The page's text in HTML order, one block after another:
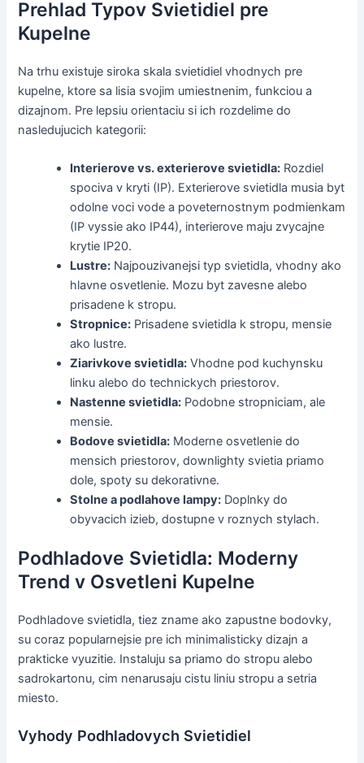
Prehlad Typov Svietidiel pre
Kupelne
Na trhu existuje siroka skala svietidiel vhodnych pre
kupelne, ktore sa lisia svojim umiestnenim, funkciou a
dizajnom. Pre lepsiu orientaciu si ich rozdelime do
nasledujucich kategorii:
Interierove vs. exterierove svietidla: Rozdiel
spociva v kryti (IP). Exterierove svietidla musia byt
odolne voci vode a poveternostnym podmienkam
(IP vyssie ako IP44), interierove maju zvycajne
krytie IP20.
Lustre: Najpouzivanejsi typ svietidla, vhodny ako
hlavne osvetlenie. Mozu byt zavesne alebo
prisadene k stropu.
Stropnice: Prisadene svietidla k stropu, mensie
ako lustre.
Ziarivkove svietidla: Vhodne pod kuchynsku
linku alebo do technickych priestorov.
Nastenne svietidla: Podobne stropniciam, ale
mensie.
Bodove svietidla: Moderne osvetlenie do
mensich priestorov, downlighty svietia priamo
dole, spoty su dekorativne.
Stolne a podlahove lampy: Doplnky do
obyvacich izieb, dostupne v roznych stylach.
Podhladove Svietidla: Moderny
Trend v Osvetleni Kupelne
Podhladove svietidla, tiez zname ako zapustne bodovky,
su coraz popularnejsie pre ich minimalisticky dizajn a
prakticke vyuzitie. Instaluju sa priamo do stropu alebo
sadrokartonu, cim nenarusaju cistu liniu stropu a setria
miesto.
Vyhody Podhladovych Svietidiel